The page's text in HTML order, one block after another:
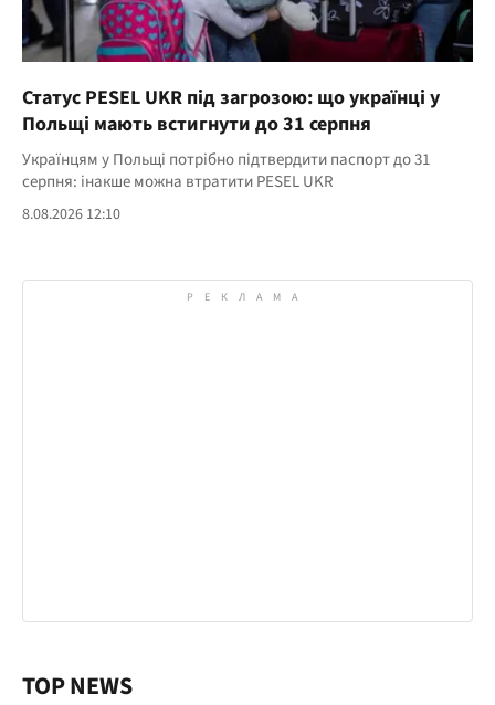
Статус PESEL UKR під загрозою: що українці у
Польщі мають встигнути до 31 серпня
Українцям у Польщі потрібно підтвердити паспорт до 31
серпня: інакше можна втратити PESEL UKR
8.08.2026 12:10
TOP NEWS